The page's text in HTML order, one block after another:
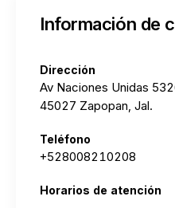
Información de
Dirección
Av Naciones Unidas
45027 Zapopan, Jal.
Teléfono
+528008210208
Horarios de atención